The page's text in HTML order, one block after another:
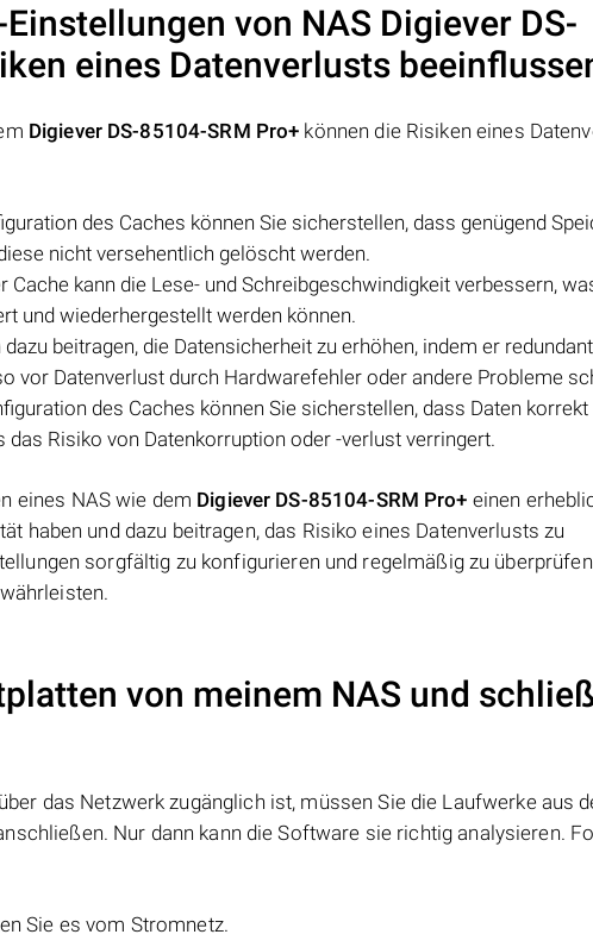
von NAS Digiever DS-
eines Datenverlusts
Digiever DS-85104-SRM Pro+ können die Risiken eines
des Caches können Sie sicherstellen, dass genügend
nicht versehentlich gelöscht werden.
kann die Lese- und Schreibgeschwindigkeit verbessern,
und wiederhergestellt werden können.
beitragen, die Datensicherheit zu erhöhen, indem er
vor Datenverlust durch Hardwarefehler oder andere Probleme
des Caches können Sie sicherstellen, dass Daten korrekt
das Risiko von Datenkorruption oder -verlust verringert.
eines NAS wie dem Digiever DS-85104-SRM Pro+ einen
haben und dazu beitragen, das Risiko eines Datenverlusts zu
sorgfältig zu konfigurieren und regelmäßig zu
von meinem NAS und
das Netzwerk zugänglich ist, müssen Sie die Laufwerke aus
Nur dann kann die Software sie richtig analysieren.
Sie es vom Stromnetz.